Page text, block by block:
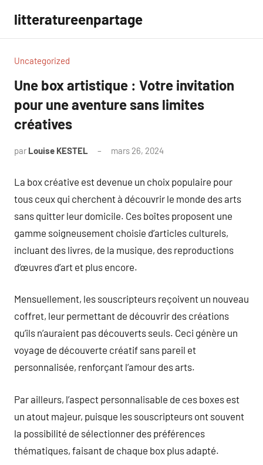
contenu
litteratureenpartage
Uncategorized
Une box artistique : Votre invitation
pour une aventure sans limites
créatives
par Louise KESTEL mars 26, 2024
La box créative est devenue un choix populaire pour
tous ceux qui cherchent à découvrir le monde des arts
sans quitter leur domicile. Ces boîtes proposent une
gamme soigneusement choisie d’articles culturels,
incluant des livres, de la musique, des reproductions
d’œuvres d’art et plus encore.
Mensuellement, les souscripteurs reçoivent un nouveau
coffret, leur permettant de découvrir des créations
qu’ils n’auraient pas découverts seuls. Ceci génère un
voyage de découverte créatif sans pareil et
personnalisée, renforçant l’amour des arts.
Par ailleurs, l’aspect personnalisable de ces boxes est
un atout majeur, puisque les souscripteurs ont souvent
la possibilité de sélectionner des préférences
thématiques, faisant de chaque box plus adapté.